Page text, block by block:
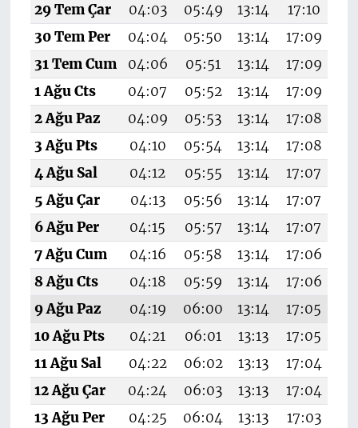
29 Tem Çar
04:03 05:49 13:14 17:10
30 Tem Per
04:04 05:50 13:14 17:09
31 Tem Cum
04:06 05:51 13:14 17:09
1 Ağu Cts
04:07 05:52 13:14 17:09
2 Ağu Paz
04:09 05:53 13:14 17:08
3 Ağu Pts
04:10 05:54 13:14 17:08
4 Ağu Sal
04:12 05:55 13:14 17:07
5 Ağu Çar
04:13 05:56 13:14 17:07
6 Ağu Per
04:15 05:57 13:14 17:07
7 Ağu Cum
04:16 05:58 13:14 17:06
8 Ağu Cts
04:18 05:59 13:14 17:06
9 Ağu Paz
04:19 06:00 13:14 17:05
10 Ağu Pts
04:21 06:01 13:13 17:05
11 Ağu Sal
04:22 06:02 13:13 17:04
12 Ağu Çar
04:24 06:03 13:13 17:04
13 Ağu Per
04:25 06:04 13:13 17:03